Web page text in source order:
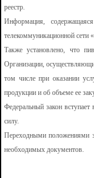
реестр.
Информация,
телекоммуникационной сети
Также установлено, что
Организации,
том числе при оказании
продукции и об объеме ее
Федеральный закон
силу.
Переходными положениями
необходимых документов.